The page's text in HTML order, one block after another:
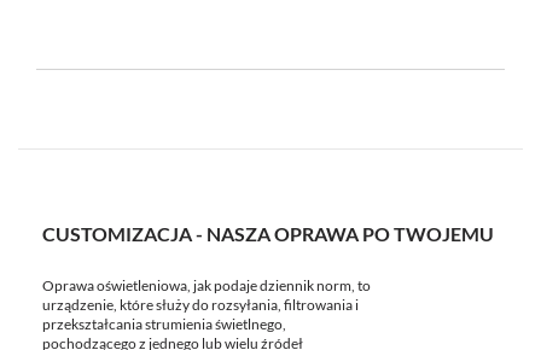
CUSTOMIZACJA - NASZA OPRAWA PO TWOJEMU
Oprawa oświetleniowa, jak podaje dziennik norm, to
urządzenie, które służy do rozsyłania, filtrowania i
przekształcania strumienia świetlnego,
pochodzącego z jednego lub wielu źródeł